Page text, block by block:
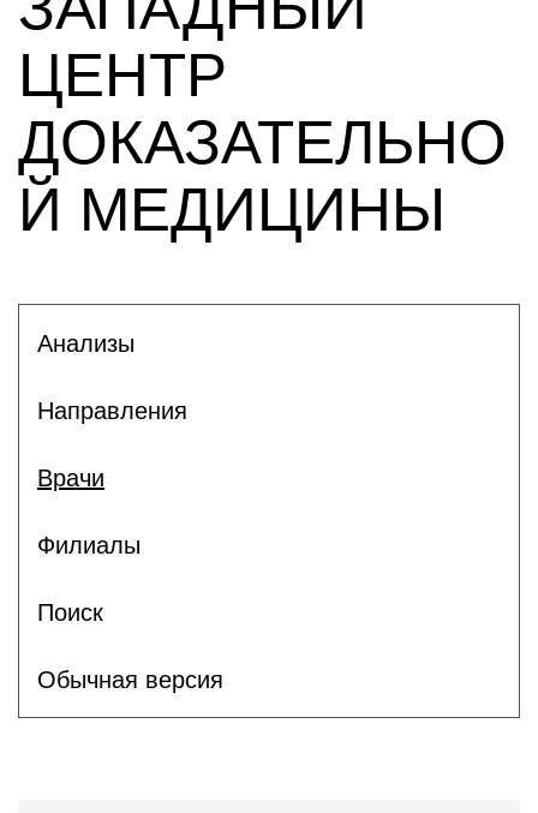
ЦЕНТР
ДОКАЗАТЕЛЬНО
Й МЕДИЦИНЫ
Анализы
Направления
Врачи
Филиалы
Поиск
Обычная версия